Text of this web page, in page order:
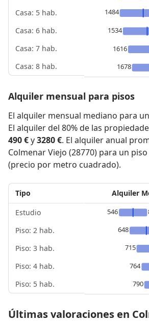
Casa: 5 hab.
Casa: 6 hab.
Casa: 7 hab.
Casa: 8 hab.
1484
1534
1616
1678
Alquiler mensual para pisos
El alquiler mensual mediano para
El alquiler del 80% de las
490 €y3280 €. El alquiler anual
Colmenar Viejo (28770) para un
(precio por metro cuadrado).
Tipo
Estudio
Piso: 2 hab.
Piso: 3 hab.
Piso: 4 hab.
Piso: 5 hab.
Alquiler
546
648
715
764
790
Últimas valoraciones en